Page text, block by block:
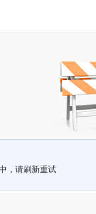
，请刷新重试